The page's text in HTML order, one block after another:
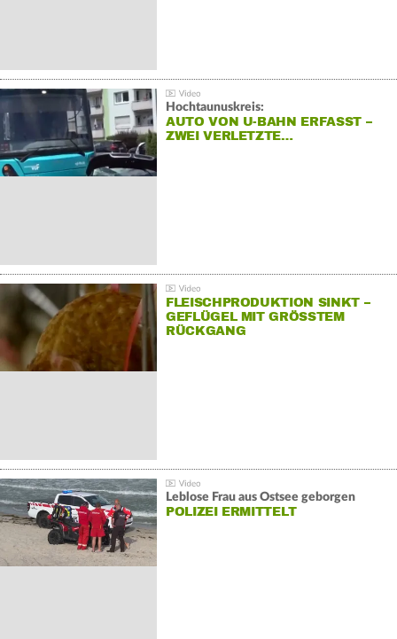
Hochtaunuskreis:
AUTO VON U-BAHN ERFASST –
ZWEI VERLETZTE…
FLEISCHPRODUKTION SINKT –
GEFLÜGEL MIT GRÖSSTEM R
ÜCKGANG
Leblose Frau aus Ostsee geborgen
POLIZEI ERMITTELT